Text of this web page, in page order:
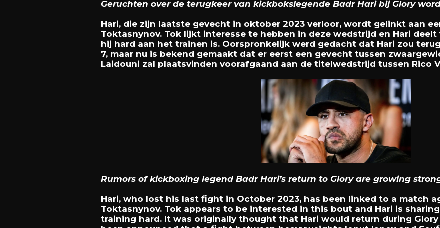
Geruchten over de terugkeer van kickbokslegende Badr Hari bij Glory
Hari, die zijn laatste gevecht in oktober 2023 verloor, wordt gelinkt aan
Toktasnynov. Tok lijkt interesse te hebben in deze wedstrijd en Hari deelt
hij hard aan het trainen is. Oorspronkelijk werd gedacht dat Hari zou
7, maar nu is bekend gemaakt dat er eerst een gevecht tussen
Laidouni zal plaatsvinden voorafgaand aan de titelwedstrijd tussen Rico
Rumors of kickboxing legend Badr Hari’s return to Glory are growing
Hari, who lost his last fight in October 2023, has been linked to a match
Toktasnynov. Tok appears to be interested in this bout and Hari is
training hard. It was originally thought that Hari would return during